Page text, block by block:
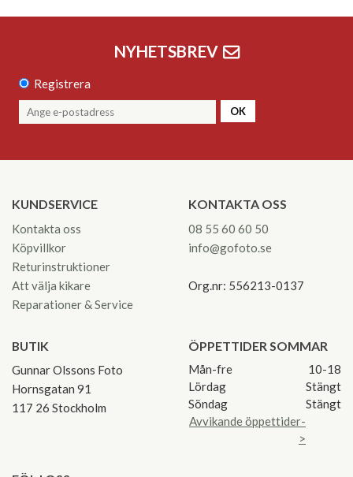
NYHETSBREV
Registrera
OK
KUNDSERVICE
Kontakta oss
Köpvillkor
Returinstruktioner
Att välja kikare
Reparationer & Service
KONTAKTA OSS
08 55 60 60 50
info@gofoto.se
Org.nr: 556213-0137
BUTIK
Gunnar Olssons Foto
Hornsgatan 91
117 26 Stockholm
ÖPPETTIDER SOMMAR
Mån-fre
10-18
Lördag
Stängt
Söndag
Stängt
Avvikande öppettider-
>